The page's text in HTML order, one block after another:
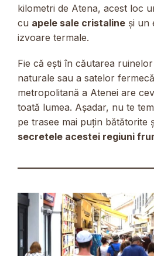
kilometri de Atena, acest loc
cu apele sale cristaline și un
izvoare termale.
Fie că ești în căutarea
naturale sau a satelor
metropolitană a Atenei are
toată lumea. Așadar, nu te
pe trasee mai puțin bătătorite
secretele acestei regiuni